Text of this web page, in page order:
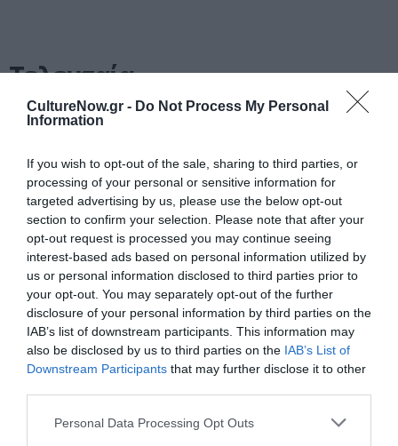
CultureNow.gr - Do Not Process My Personal
Information
If you wish to opt-out of the sale, sharing to third parties, or
processing of your personal or sensitive information for
targeted advertising by us, please use the below opt-out
section to confirm your selection. Please note that after your
opt-out request is processed you may continue seeing
interest-based ads based on personal information utilized by
us or personal information disclosed to third parties prior to
your opt-out. You may separately opt-out of the further
disclosure of your personal information by third parties on the
IAB’s list of downstream participants. This information may
also be disclosed by us to third parties on the IAB’s List of
Downstream Participants that may further disclose it to other
Personal Data Processing Opt Outs
Τελευταία
νέα
ΘΕΑΤΡΟ - ΧΟΡΟΣ /
ΝΕΑ07.08.2026 | 20.02
Αυτή η
νύχτα
μένει, του
Θάνου
Αλεξανδρή
σε
σκηνοθεσία
Αστέριου